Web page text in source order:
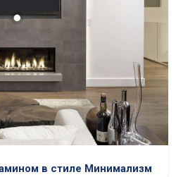
в стиле Минимализм